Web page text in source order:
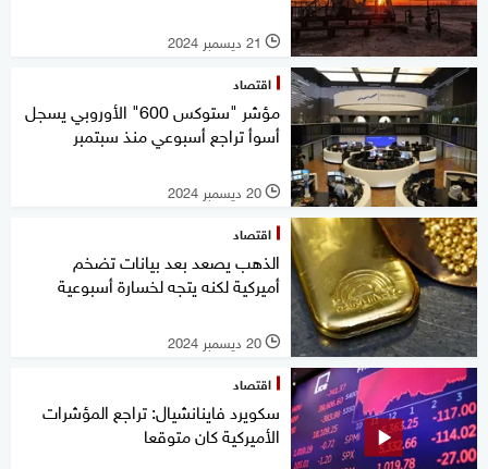
l 21 ديسمبر 2024
اقتصاد
مؤشر "ستوكس 600" الأوروبي يسجل
أسوأ تراجع أسبوعي منذ سبتمبر
l 20 ديسمبر 2024
اقتصاد
الذهب يصعد بعد بيانات تضخم
أميركية لكنه يتجه لخسارة أسبوعية
l 20 ديسمبر 2024
اقتصاد
سكويرد فاينانشيال: تراجع المؤشرات
الأميركية كان متوقعا